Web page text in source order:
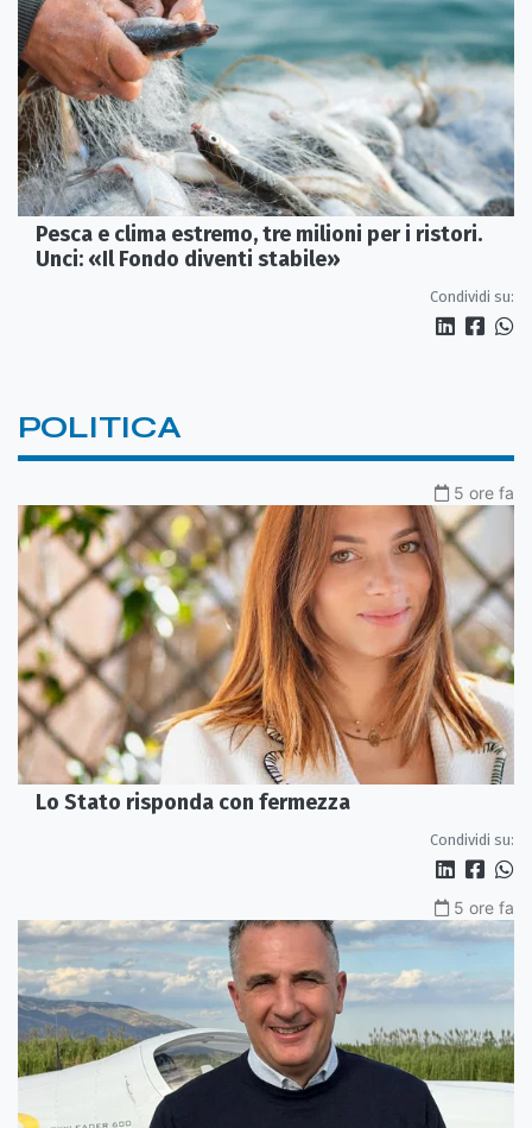
Pesca e clima estremo, tre milioni per i ristori.
Unci: «Il Fondo diventi stabile»
Condividi su:
POLITICA
5 ore fa
Lo Stato risponda con fermezza
Condividi su:
5 ore fa